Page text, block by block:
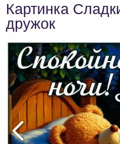
Картинка
дружок